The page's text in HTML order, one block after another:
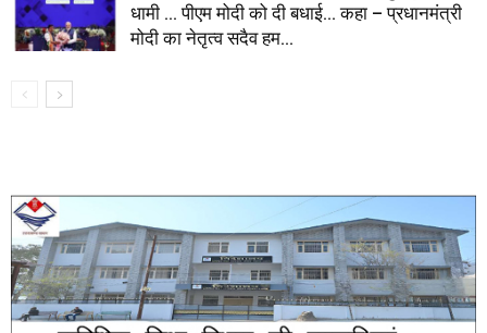
धामी … पीएम मोदी को दी बधाई… कहा – प्रधानमंत्री
मोदी का नेतृत्व सदैव हम...